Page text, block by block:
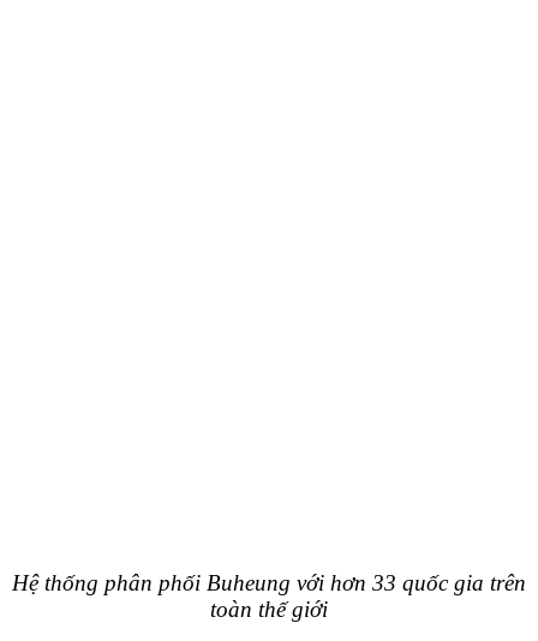
Hệ thống phân phối Buheung với hơn 33 quốc gia trên
toàn thế giới